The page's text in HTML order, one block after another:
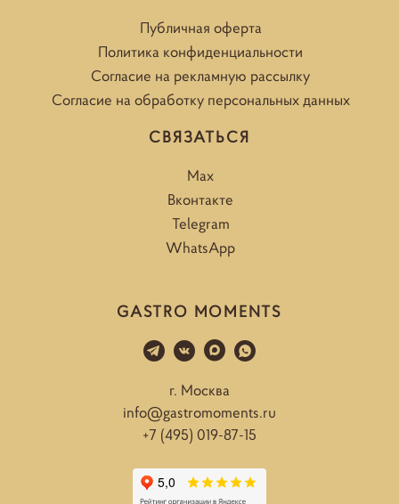
Публичная оферта
Политика конфиденциальности
Согласие на рекламную рассылку
Согласие на обработку персональных данных
СВЯЗАТЬСЯ
Max
Вконтакте
Telegram
WhatsApp
GASTRO MOMENTS
г. Москва
info@gastromoments.ru
+7 (495) 019-87-15